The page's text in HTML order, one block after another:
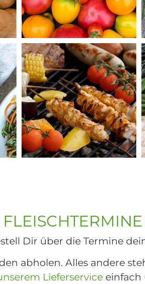
Externer Link
Dir über die Termine
abholen. Alles andere
Lieferservice einfach